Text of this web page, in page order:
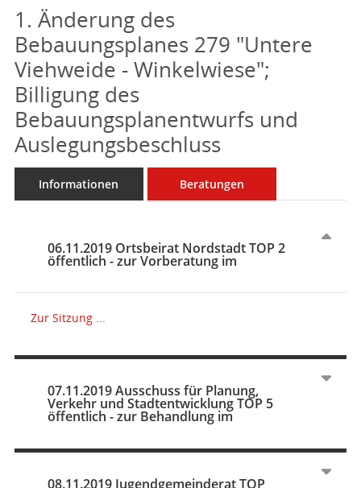
1. Änderung des
Bebauungsplanes 279 "Untere
Viehweide - Winkelwiese";
Billigung des
Bebauungsplanentwurfs und
Auslegungsbeschluss
Informationen Beratungen
06.11.2019 Ortsbeirat Nordstadt TOP 2
öffentlich - zur Vorberatung im
Zur Sitzung ...
07.11.2019 Ausschuss für Planung,
Verkehr und Stadtentwicklung TOP 5
öffentlich - zur Behandlung im
08.11.2019 Jugendgemeinderat TOP